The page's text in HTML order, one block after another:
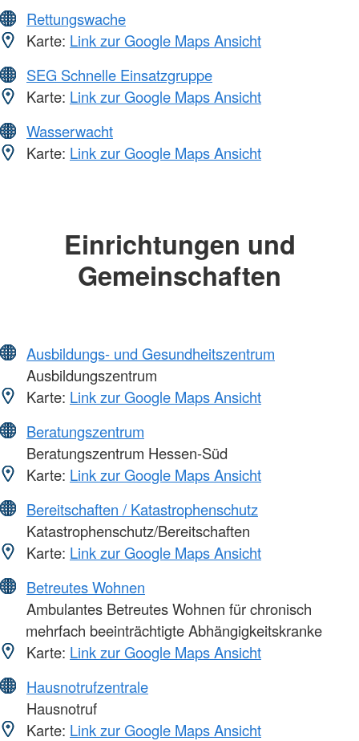
Rettungswache
Karte: Link zur Google Maps Ansicht
SEG Schnelle Einsatzgruppe
Karte: Link zur Google Maps Ansicht
Wasserwacht
Karte: Link zur Google Maps Ansicht
Einrichtungen und
Gemeinschaften
Ausbildungs- und Gesundheitszentrum
Ausbildungszentrum
Karte: Link zur Google Maps Ansicht
Beratungszentrum
Beratungszentrum Hessen-Süd
Karte: Link zur Google Maps Ansicht
Bereitschaften / Katastrophenschutz
Katastrophenschutz/Bereitschaften
Karte: Link zur Google Maps Ansicht
Betreutes Wohnen
Ambulantes Betreutes Wohnen für chronisch
mehrfach beeinträchtigte Abhängigkeitskranke
Karte: Link zur Google Maps Ansicht
Hausnotrufzentrale
Hausnotruf
Karte: Link zur Google Maps Ansicht